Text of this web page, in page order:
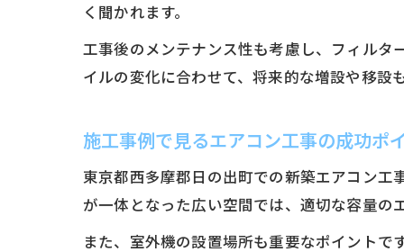
く聞かれます。
工事後のメンテナンス性も考慮し、フィルタ
イルの変化に合わせて、将来的な増設や移設
施工事例で見るエアコン工事の成功ポ
東京都西多摩郡日の出町での新築エアコン工
が一体となった広い空間では、適切な容量の
また、室外機の設置場所も重要なポイント